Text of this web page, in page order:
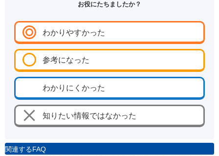
お役にたちましたか？
わかりやすかった
参考になった
わかりにくかった
知りたい情報ではなかった
関連するFAQ